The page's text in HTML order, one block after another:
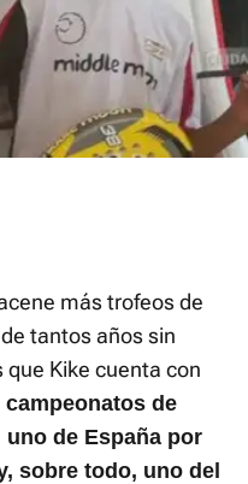
más trofeos de
tantos años sin
Kike cuenta con
campeonatos de
de España por
sobre todo, uno del